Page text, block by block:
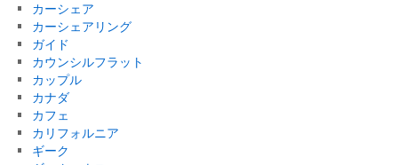
カーシェア
カーシェアリング
ガイド
カウンシルフラット
カップル
カナダ
カフェ
カリフォルニア
ギーク